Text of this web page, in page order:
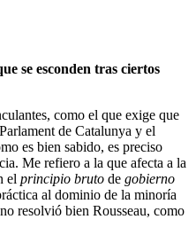
se esconden tras ciertos
como el que exige que
de Catalunya y el
es bien sabido, es preciso
Me refiero a la que afecta a la
el principio bruto de gobierno
al dominio de la minoría
resolvió bien Rousseau, como